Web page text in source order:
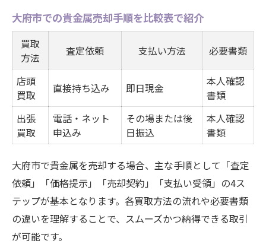
大府市での貴金属売却手順を比較表で紹介
買取
方法
査定依頼 支払い方法 必要書類
店頭
買取
直接持ち込み 即日現金
本人確認
書類
出張
買取
電話・ネット
申込み
その場または後
日振込
本人確認
書類
大府市で貴金属を売却する場合、主な手順として「査定
依頼」「価格提示」「売却契約」「支払い受領」の4ス
テップが基本となります。各買取方法の流れや必要書類
の違いを理解することで、スムーズかつ納得できる取引
が可能です。